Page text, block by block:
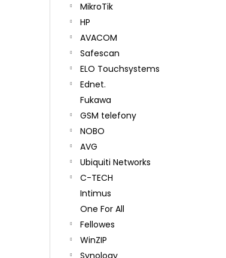
MikroTik
HP
AVACOM
Safescan
ELO Touchsystems
Ednet.
Fukawa
GSM telefony
NOBO
AVG
Ubiquiti Networks
C-TECH
Intimus
One For All
Fellowes
WinZIP
Synology